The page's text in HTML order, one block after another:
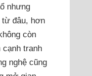
nhưng
từ đâu, hơn
còn
tranh
nghệ cũng